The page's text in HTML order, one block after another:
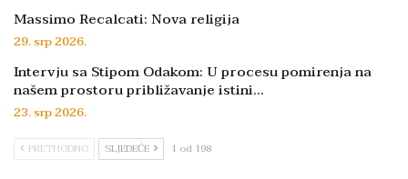
Massimo Recalcati: Nova religija
29. srp 2026.
Intervju sa Stipom Odakom: U procesu pomirenja na
našem prostoru približavanje istini…
23. srp 2026.
PRETHODNO SLJEDEĆE 1 od 198